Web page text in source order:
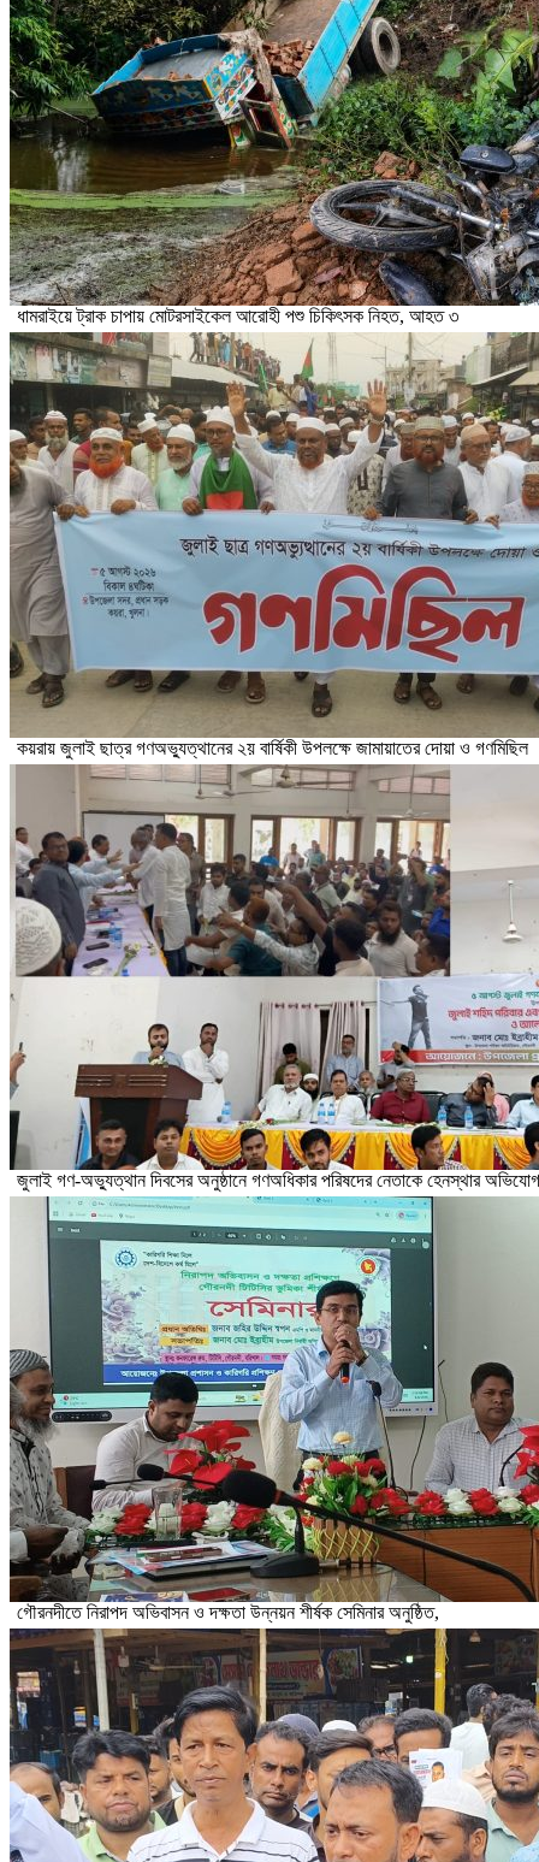
ধামরাইয়ে ট্রাক চাপায় মোটরসাইকেল আরোহী পশু চিকিৎসক নিহত, আহত ৩
কয়রায় জুলাই ছাত্র গণঅভ্যুত্থানের ২য় বার্ষিকী উপলক্ষে জামায়াতের দোয়া ও গণমিছিল
জুলাই গণ-অভ্যুত্থান দিবসের অনুষ্ঠানে গণঅধিকার পরিষদের নেতাকে হেনস্থার অভিযোগ
গৌরনদীতে নিরাপদ অভিবাসন ও দক্ষতা উন্নয়ন শীর্ষক সেমিনার অনুষ্ঠিত,